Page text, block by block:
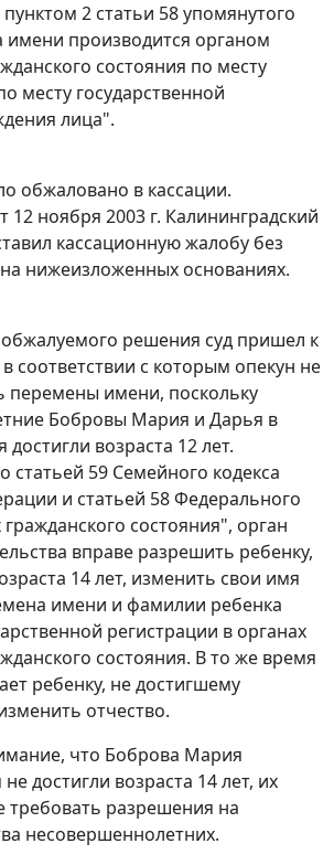
пунктом 2 статьи 58упомянутого
имени производится органом
состояния по месту
месту государственной
лица".
обжаловано в кассации.
ноября 2003 г. Калининградский
кассационную жалобу без
нижеизложенных основаниях.
решения суд пришел к
соответствии с которым опекун не
перемены имени, поскольку
Бобровы Мария и Дарья в
возраста 12 лет.
статьей 59 Семейного кодекса
и статьей 58Федерального
состояния", орган
вправе разрешить ребенку,
14 лет, изменить свои имя
имени и фамилии ребенка
регистрации в органах
состояния. В то же время
ребенку, не достигшему
отчество.
что Боброва Мария
достигли возраста 14 лет, их
требовать разрешения на
несовершеннолетних.